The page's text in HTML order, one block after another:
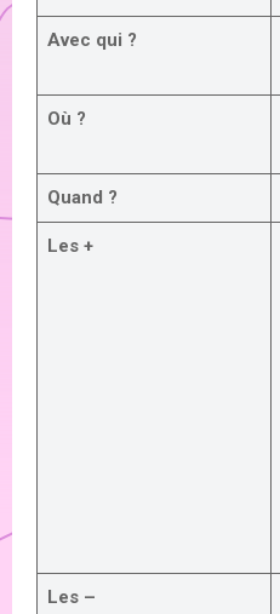
Avec qui ?
Où ?
Quand ?
Les +
Les –